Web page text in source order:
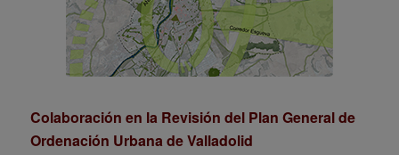
Colaboración en la Revisión del Plan General de
Ordenación Urbana de Valladolid